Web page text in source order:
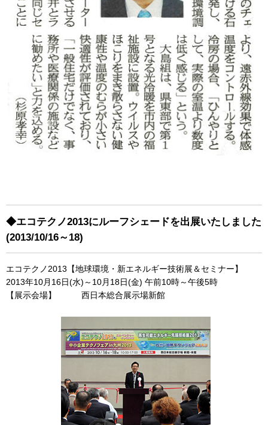
◆エコテクノ2013にルーフシェードを出展いたしました
(2013/10/16～18)
エコテクノ2013【地球環境・新エネルギー技術展＆セミナー】
2013年10月16日(水)～10月18日(金) 午前10時～午後5時
【展示会場】 西日本総合展示場新館